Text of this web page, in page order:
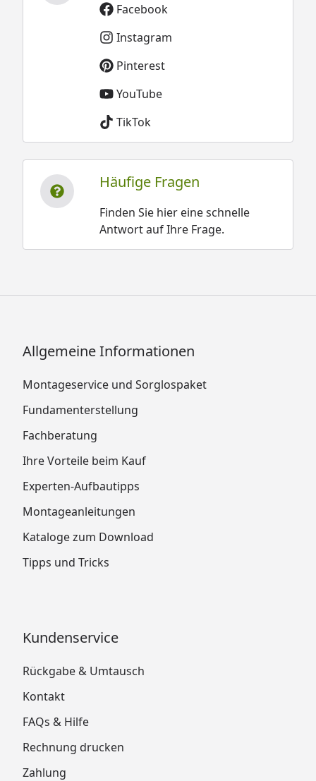
Facebook
Instagram
Pinterest
YouTube
TikTok
Häufige Fragen
Finden Sie hier eine schnelle
Antwort auf Ihre Frage.
Allgemeine Informationen
Montageservice und Sorglospaket
Fundamenterstellung
Fachberatung
Ihre Vorteile beim Kauf
Experten-Aufbautipps
Montageanleitungen
Kataloge zum Download
Tipps und Tricks
Kundenservice
Rückgabe & Umtausch
Kontakt
FAQs & Hilfe
Rechnung drucken
Zahlung